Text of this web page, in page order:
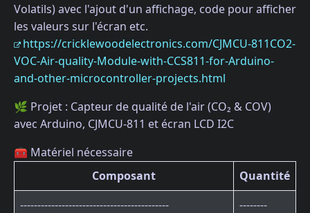
Volatils) avec l'ajout d'un affichage, code pour afficher
les valeurs sur l'écran etc.
https://cricklewoodelectronics.com/CJMCU-811CO2-
VOC-Air-quality-Module-with-CCS811-for-Arduino-
and-other-microcontroller-projects.html
🌿 Projet : Capteur de qualité de l'air (CO₂ & COV)
avec Arduino, CJMCU-811 et écran LCD I2C
🧰 Matériel nécessaire
Composant
Quantité
-------------------------------------------
--------